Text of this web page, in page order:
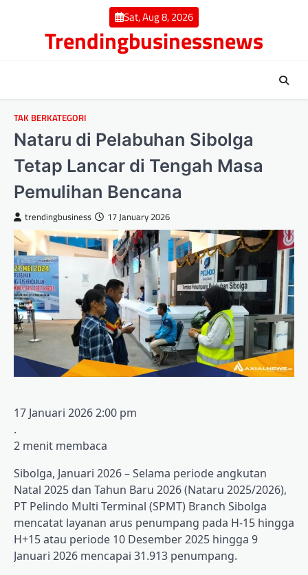
Sat, Aug 8, 2026
Trendingbusinessnews
TAK BERKATEGORI
Nataru di Pelabuhan Sibolga
Tetap Lancar di Tengah Masa
Pemulihan Bencana
trendingbusiness 17 January 2026
17 Januari 2026 2:00 pm
.
2 menit membaca
Sibolga, Januari 2026 – Selama periode angkutan
Natal 2025 dan Tahun Baru 2026 (Nataru 2025/2026),
PT Pelindo Multi Terminal (SPMT) Branch Sibolga
mencatat layanan arus penumpang pada H-15 hingga
H+15 atau periode 10 Desember 2025 hingga 9
Januari 2026 mencapai 31.913 penumpang.